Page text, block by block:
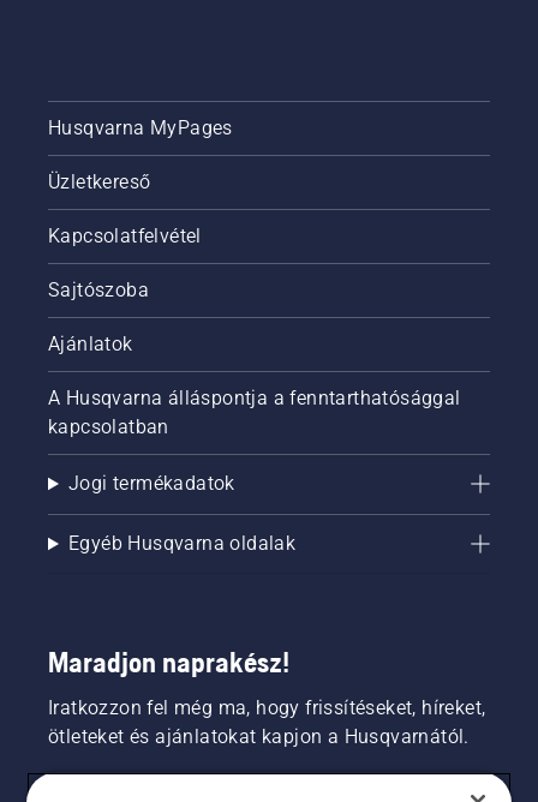
Husqvarna MyPages
Üzletkereső
Kapcsolatfelvétel
Sajtószoba
Ajánlatok
A Husqvarna álláspontja a fenntarthatósággal
kapcsolatban
Jogi termékadatok
Egyéb Husqvarna oldalak
Maradjon naprakész!
Iratkozzon fel még ma, hogy frissítéseket, híreket,
ötleteket és ajánlatokat kapjon a Husqvarnától.